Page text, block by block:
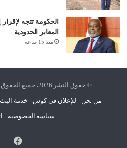
الحكومة تتجه
المعابر الحدودية
منذ 15 ساعة
© حقوق النشر 2026، جميع الحقوق محفوظة | كوش نيوز
من نحن للإعلان في كوش خدمة البث
سياسة الخصوصية